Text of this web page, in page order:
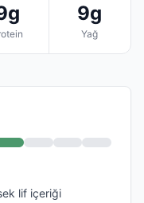
9g
Yağ
lif içeriği